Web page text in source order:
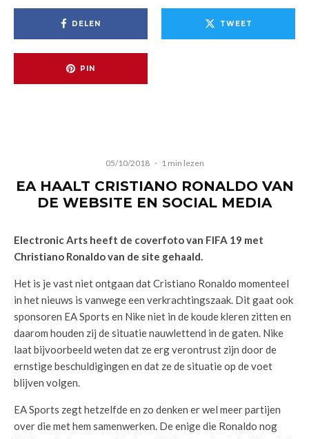
DELEN TWEET
PIN
05/10/2018 · 1 min lezen
EA HAALT CRISTIANO RONALDO VAN
DE WEBSITE EN SOCIAL MEDIA
Electronic Arts heeft de coverfoto van FIFA 19 met
Christiano Ronaldo van de site gehaald.
Het is je vast niet ontgaan dat Cristiano Ronaldo momenteel
in het nieuws is vanwege een verkrachtingszaak. Dit gaat ook
sponsoren EA Sports en Nike niet in de koude kleren zitten en
daarom houden zij de situatie nauwlettend in de gaten. Nike
laat bijvoorbeeld weten dat ze erg verontrust zijn door de
ernstige beschuldigingen en dat ze de situatie op de voet
blijven volgen.
EA Sports zegt hetzelfde en zo denken er wel meer partijen
over die met hem samenwerken. De enige die Ronaldo nog